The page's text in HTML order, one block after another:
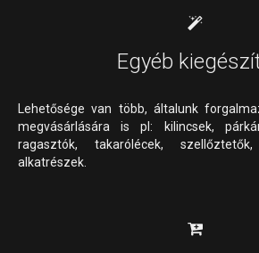
Egyéb
Lehetősége van több, általunk
megvásárlására is pl: kilincsek,
ragasztók, takarólécek, szellőztetők,
alkatrészek.